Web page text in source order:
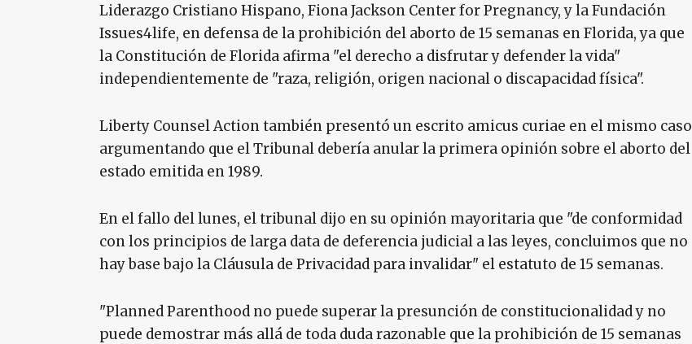
Liderazgo Cristiano Hispano, Fiona Jackson Center for Pregnancy, y la Fundación
Issues4life, en defensa de la prohibición del aborto de 15 semanas en Florida, ya que
la Constitución de Florida afirma "el derecho a disfrutar y defender la vida"
independientemente de "raza, religión, origen nacional o discapacidad física".
Liberty Counsel Action también presentó un escrito amicus curiae en el mismo caso
argumentando que el Tribunal debería anular la primera opinión sobre el aborto del
estado emitida en 1989.
En el fallo del lunes, el tribunal dijo en su opinión mayoritaria que "de conformidad
con los principios de larga data de deferencia judicial a las leyes, concluimos que no
hay base bajo la Cláusula de Privacidad para invalidar" el estatuto de 15 semanas.
"Planned Parenthood no puede superar la presunción de constitucionalidad y no
puede demostrar más allá de toda duda razonable que la prohibición de 15 semanas